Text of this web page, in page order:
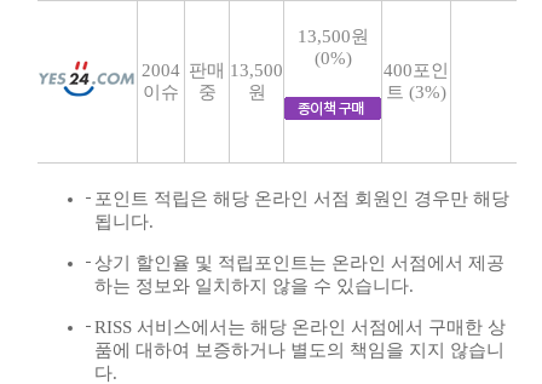
2004
이슈
판매
중
13,500
원
13,500원
(0%)
400포인
트 (3%)
포인트 적립은 해당 온라인 서점 회원인 경우만 해당
됩니다.
상기 할인율 및 적립포인트는 온라인 서점에서 제공
하는 정보와 일치하지 않을 수 있습니다.
RISS 서비스에서는 해당 온라인 서점에서 구매한 상
품에 대하여 보증하거나 별도의 책임을 지지 않습니
다.